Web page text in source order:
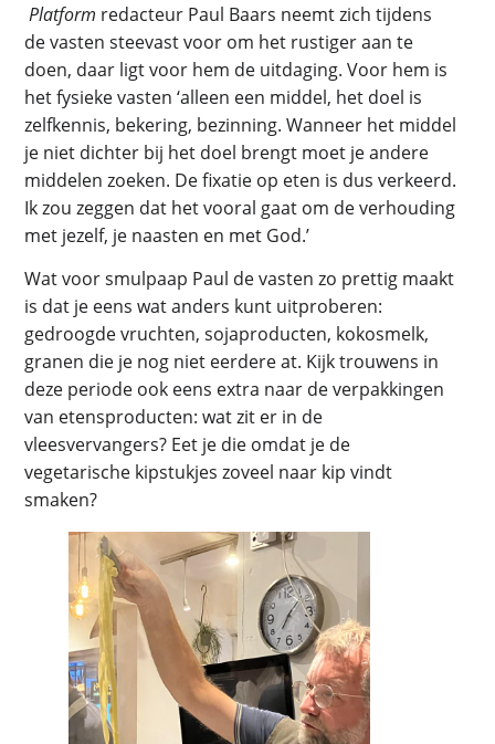
Platform redacteur Paul Baars neemt zich tijdens
de vasten steevast voor om het rustiger aan te
doen, daar ligt voor hem de uitdaging. Voor hem is
het fysieke vasten ‘alleen een middel, het doel is
zelfkennis, bekering, bezinning. Wanneer het middel
je niet dichter bij het doel brengt moet je andere
middelen zoeken. De fixatie op eten is dus verkeerd.
Ik zou zeggen dat het vooral gaat om de verhouding
met jezelf, je naasten en met God.’
Wat voor smulpaap Paul de vasten zo prettig maakt
is dat je eens wat anders kunt uitproberen:
gedroogde vruchten, sojaproducten, kokosmelk,
granen die je nog niet eerdere at. Kijk trouwens in
deze periode ook eens extra naar de verpakkingen
van etensproducten: wat zit er in de
vleesvervangers? Eet je die omdat je de
vegetarische kipstukjes zoveel naar kip vindt
smaken?